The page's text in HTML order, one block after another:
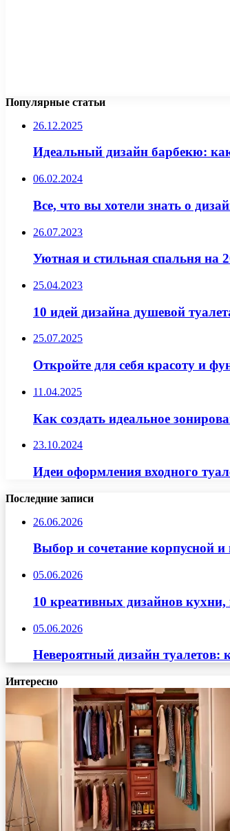
Популярные статьи
26.12.2025
Идеальный дизайн барбекю:
06.02.2024
Все, что вы хотели знать о
26.07.2023
Уютная и стильная спальня на
25.04.2023
10 идей дизайна душевой
25.07.2025
Откройте для себя красоту и
11.04.2025
Как создать идеальное
23.10.2024
Идеи оформления входного
Последние записи
26.06.2026
Выбор и сочетание корпусной
05.06.2026
10 креативных дизайнов
05.06.2026
Невероятный дизайн туалетов:
Интересно